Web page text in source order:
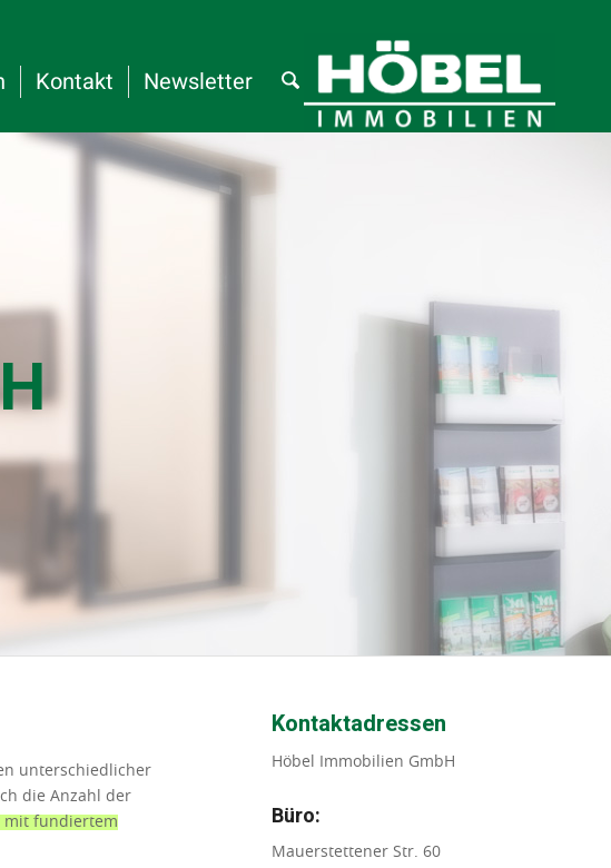
Kontakt Newsletter
unterschiedlicher
die Anzahl der
mit fundiertem
Kontaktadressen
Höbel Immobilien GmbH
Büro:
Mauerstettener Str. 60